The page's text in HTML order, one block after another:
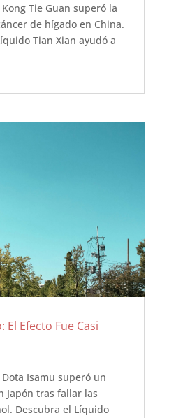
Tie Guan superó la
de hígado en China.
Tian Xian ayudó a
El Efecto Fue Casi
Isamu superó un
Japón tras fallar las
Descubra el Líquido